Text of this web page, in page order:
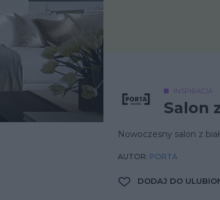
INSPIRACJA
Salon
Nowoczesny salon z
AUTOR: PORTA
DODAJ DO